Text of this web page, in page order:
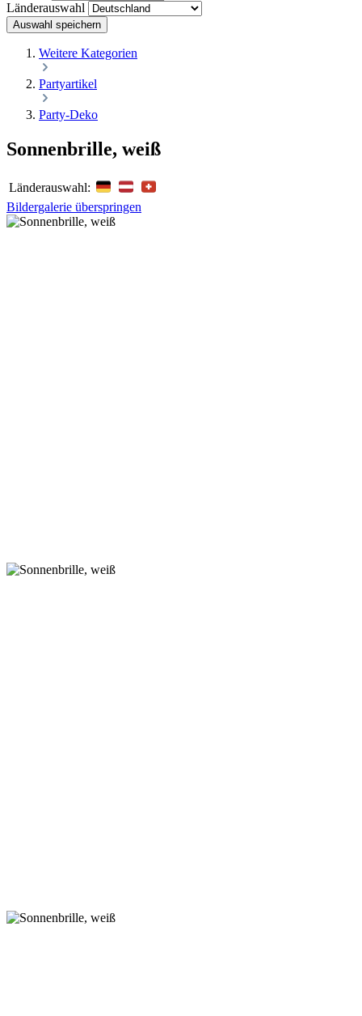
Länderauswahl
Auswahl speichern
Weitere Kategorien
Partyartikel
Party-Deko
Sonnenbrille, weiß
Länderauswahl:
Bildergalerie überspringen